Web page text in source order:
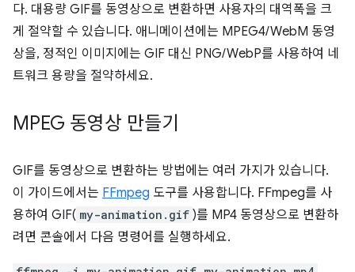
다. 대용량 GIF를 동영상으로 변환하면 사용자의 대역폭을 크
게 절약할 수 있습니다. 애니메이션에는 MPEG4/WebM 동영
상을, 정적인 이미지에는 GIF 대신 PNG/WebP를 사용하여 네
트워크 용량을 절약하세요.
MPEG 동영상 만들기
GIF를 동영상으로 변환하는 방법에는 여러 가지가 있습니다.
이 가이드에서는 FFmpeg 도구를 사용합니다. FFmpeg를 사
용하여 GIF( my-animation.gif )를 MP4 동영상으로 변환하
려면 콘솔에서 다음 명령어를 실행하세요.